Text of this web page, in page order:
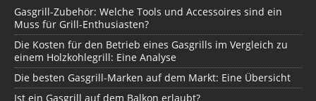
Gasgrill-Zubehör: Welche Tools und Accessoires sind ein
Muss für Grill-Enthusiasten?
Die Kosten für den Betrieb eines Gasgrills im Vergleich zu
einem Holzkohlegrill: Eine Analyse
Die besten Gasgrill-Marken auf dem Markt: Eine Übersicht
Ist ein Gasgrill auf dem Balkon erlaubt?